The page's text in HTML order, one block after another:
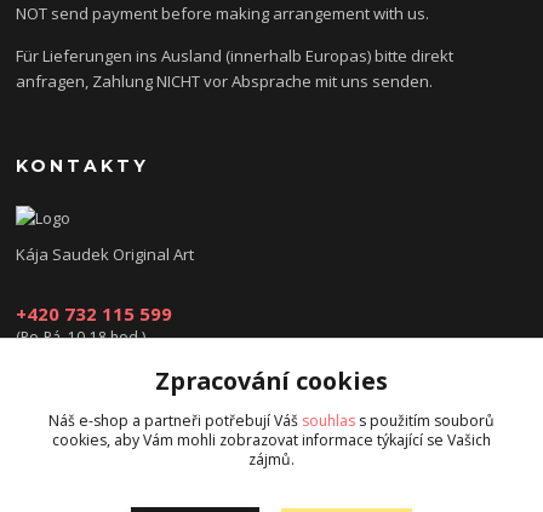
NOT send payment before making arrangement with us.
Für Lieferungen ins Ausland (innerhalb Europas) bitte direkt
anfragen, Zahlung NICHT vor Absprache mit uns senden.
KONTAKTY
Kája Saudek Original Art
+420 732 115 599
(Po-Pá, 10-18 hod.)
obchod@kajasaudek.cz
Zpracování cookies
Náš e-shop a partneři potřebují Váš souhlas s použitím souborů
cookies, aby Vám mohli zobrazovat informace týkající se Vašich
zájmů.